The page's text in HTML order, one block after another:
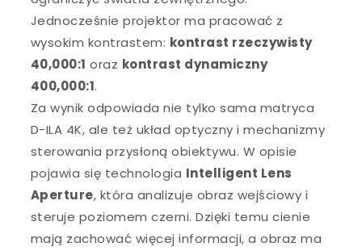
Jednocześnie projektor ma pracować z
wysokim kontrastem: kontrast rzeczywisty
40,000:1 oraz kontrast dynamiczny
400,000:1.
Za wynik odpowiada nie tylko sama matryca
D-ILA 4K, ale też układ optyczny i mechanizmy
sterowania przysłoną obiektywu. W opisie
pojawia się technologia Intelligent Lens
Aperture, która analizuje obraz wejściowy i
steruje poziomem czerni. Dzięki temu cienie
mają zachować więcej informacji, a obraz ma